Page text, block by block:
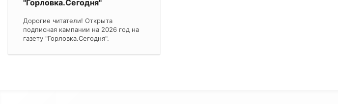
"Горловка.Сегодня"
Дорогие читатели! Открыта
подписная кампании на 2026 год на
газету "Горловка.Сегодня".